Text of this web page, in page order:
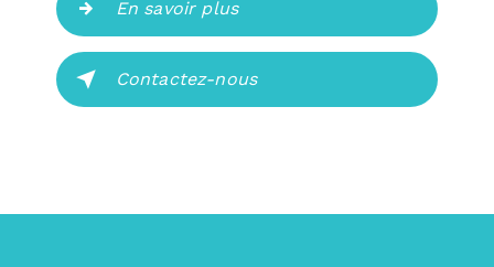
En savoir plus
Contactez-nous